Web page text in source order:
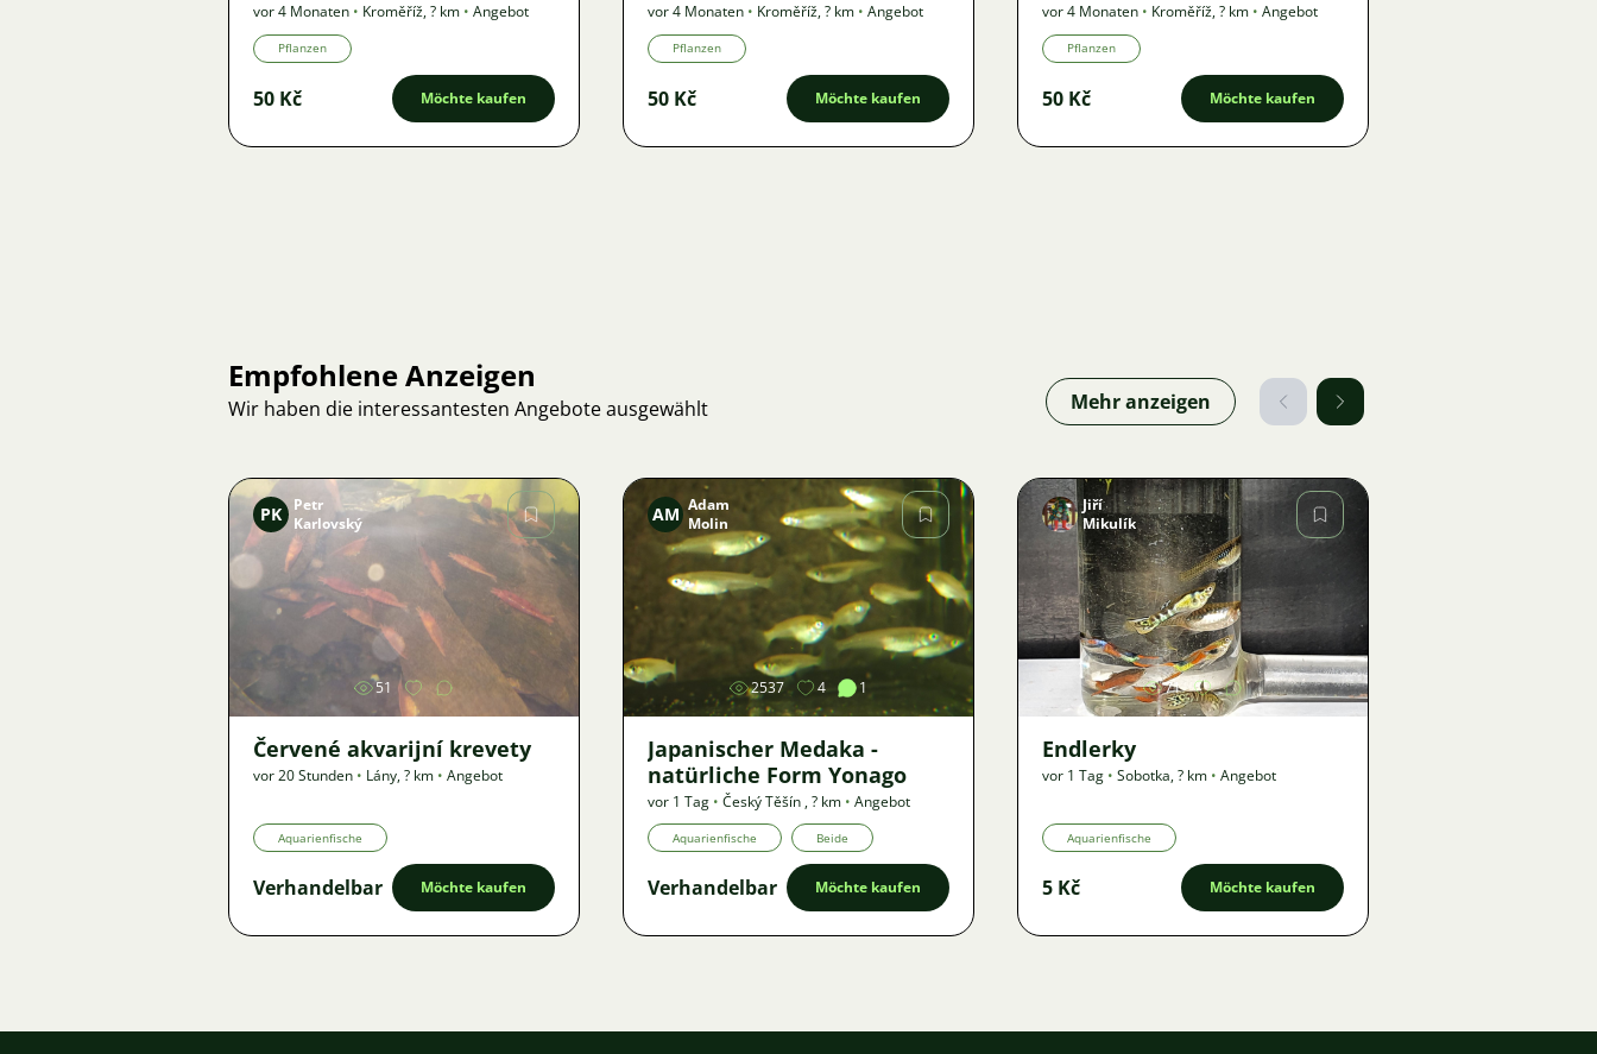
vor 4 Monaten • Kroměříž,? km • Angebot
Pflanzen
50 Kč Möchte kaufen
vor 4 Monaten • Kroměříž,? km • Angebot
Pflanzen
50 Kč Möchte kaufen
vor 4 Monaten • Kroměříž,? km • Angebot
Pflanzen
50 Kč Möchte kaufen
Empfohlene Anzeigen
Wir haben die interessantesten Angebote ausgewählt Mehr anzeigen
Bild
PK
Petr
Karlovský
51
Červené akvarijní krevety
vor 20 Stunden • Lány,? km • Angebot
Aquarienfische
Verhandelbar Möchte kaufen
Bild
AM Adam
Molin
2537 4 1
Japanischer Medaka -
natürliche Form Yonago
vor 1 Tag • Český Těšín ,? km • Angebot
Aquarienfische Beide
Verhandelbar Möchte kaufen
Bild
Jiří
Mikulík
71
Endlerky
vor 1 Tag • Sobotka,? km • Angebot
Aquarienfische
5 Kč Möchte kaufen